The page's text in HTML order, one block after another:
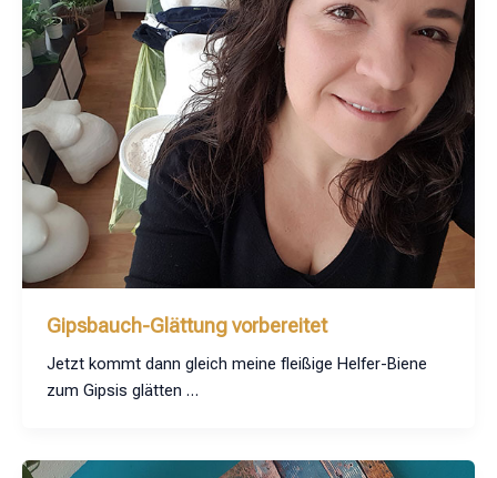
Gipsbauch-Glättung vorbereitet
Jetzt kommt dann gleich meine fleißige Helfer-Biene
zum Gipsis glätten …